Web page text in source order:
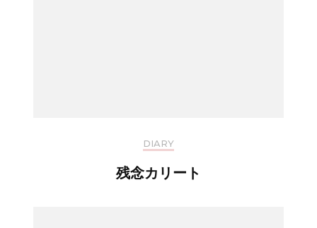
DIARY
残念カリート